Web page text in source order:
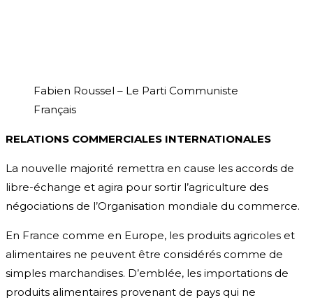
Fabien Roussel – Le Parti Communiste
Français
RELATIONS COMMERCIALES INTERNATIONALES
La nouvelle majorité remettra en cause les accords de
libre-échange et agira pour sortir l’agriculture des
négociations de l’Organisation mondiale du commerce.
En France comme en Europe, les produits agricoles et
alimentaires ne peuvent être considérés comme de
simples marchandises. D’emblée, les importations de
produits alimentaires provenant de pays qui ne